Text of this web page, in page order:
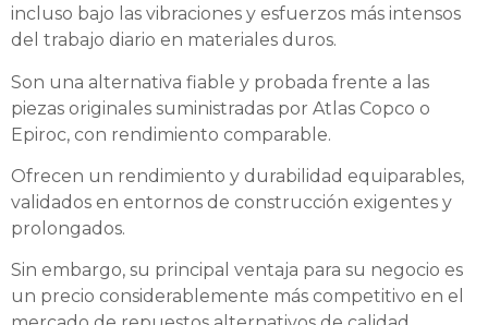
incluso bajo las vibraciones y esfuerzos más intensos
del trabajo diario en materiales duros.
Son una alternativa fiable y probada frente a las
piezas originales suministradas por Atlas Copco o
Epiroc, con rendimiento comparable.
Ofrecen un rendimiento y durabilidad equiparables,
validados en entornos de construcción exigentes y
prolongados.
Sin embargo, su principal ventaja para su negocio es
un precio considerablemente más competitivo en el